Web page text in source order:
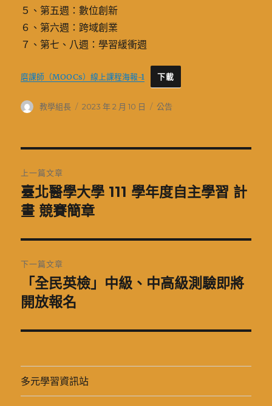
５、第五週：數位創新
６、第六週：跨域創業
７、第七、八週：學習緩衝週
磨課師（MOOCs）線上課程海報-1 下載
作
教學組長
發
2023 年 2 月 10 日
分
公告
章
導
覽
上一篇文章
上
一
文
章:
臺北醫學大學 111 學年度自主學習 計
畫 競賽簡章
下一篇文章
下
一
文
「全民英檢」中級、中高級測驗即將
開放報名
多元學習資訊站